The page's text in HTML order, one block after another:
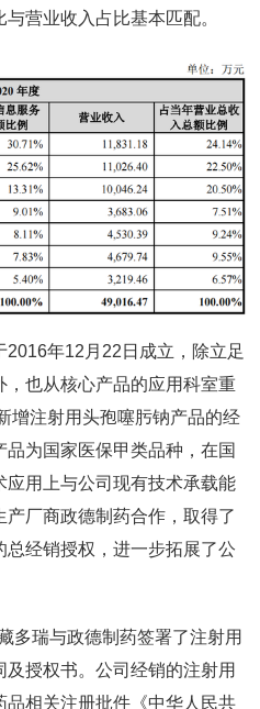
营业收入占比基本匹配。
年12月22日成立，除立足
也从核心产品的应用科室重
增注射用头孢噻肟钠产品的经
为国家医保甲类品种，在国
用上与公司现有技术承载能
厂商政德制药合作，取得了
经销授权，进一步拓展了公
多瑞与政德制药签署了注射用
授权书。公司经销的注射用
相关注册批件《中华人民共